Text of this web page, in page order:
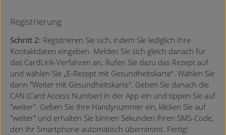
Registrierung
Schritt 2: Registrieren Sie sich, indem Sie lediglich Ihre
Kontaktdaten eingeben. Melden Sie sich gleich danach für
das CardLink-Verfahren an. Rufen Sie dazu das Rezept auf
und wählen Sie „E-Rezept mit Gesundheitskarte“. Wählen Sie
dann "Weiter mit Gesundheitskarte". Geben Sie danach die
CAN (Card Access Number) in der App ein und tippen Sie auf
"weiter". Geben Sie Ihre Handynummer ein, klicken Sie auf
"weiter" und erhalten Sie binnen Sekunden Ihren SMS-Code,
den Ihr Smartphone automatisch übernimmt. Fertig!